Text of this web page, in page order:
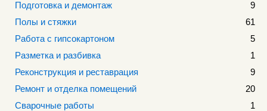
Подготовка и демонтаж
9
Полы и стяжки
61
Работа с гипсокартоном
5
Разметка и разбивка
1
Реконструкция и реставрация
9
Ремонт и отделка помещений
20
Сварочные работы
1